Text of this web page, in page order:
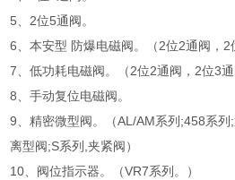
5、2位5通阀。
6、本安型 防爆电磁阀。（2位2通阀，2
7、低功耗电磁阀。（2位2通阀，2位3通
8、手动复位电磁阀。
9、精密微型阀。（AL/AM系列;458系
离型阀;S系列,夹紧阀）
10、阀位指示器。（VR7系列。）